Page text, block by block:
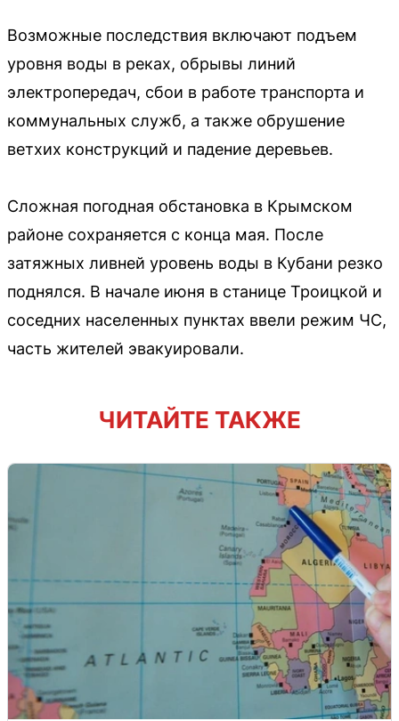
Возможные последствия включают подъем
уровня воды в реках, обрывы линий
электропередач, сбои в работе транспорта и
коммунальных служб, а также обрушение
ветхих конструкций и падение деревьев.
Сложная погодная обстановка в Крымском
районе сохраняется с конца мая. После
затяжных ливней уровень воды в Кубани резко
поднялся. В начале июня в станице Троицкой и
соседних населенных пунктах ввели режим ЧС,
часть жителей эвакуировали.
ЧИТАЙТЕ ТАКЖЕ